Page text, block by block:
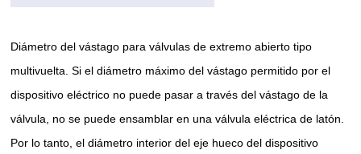
Diámetro del vástago para válvulas de extremo abierto tipo
multivuelta. Si el diámetro máximo del vástago permitido por el
dispositivo eléctrico no puede pasar a través del vástago de la
válvula, no se puede ensamblar en una válvula eléctrica de latón.
Por lo tanto, el diámetro interior del eje hueco del dispositivo